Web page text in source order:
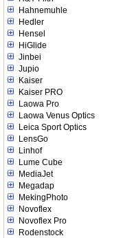
Hahnemuhle
Hedler
Hensel
HiGlide
Jinbei
Jupio
Kaiser
Kaiser PRO
Laowa Pro
Laowa Venus Optics
Leica Sport Optics
LensGo
Linhof
Lume Cube
MediaJet
Megadap
MekingPhoto
Novoflex
Novoflex Pro
Rodenstock